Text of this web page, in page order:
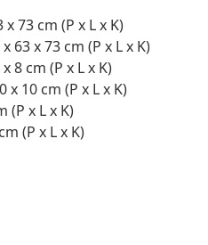
73 cm (P x L x K)
63 x 73 cm (P x L x K)
8 cm (P x L x K)
x 10 cm (P x L x K)
(P x L x K)
(P x L x K)